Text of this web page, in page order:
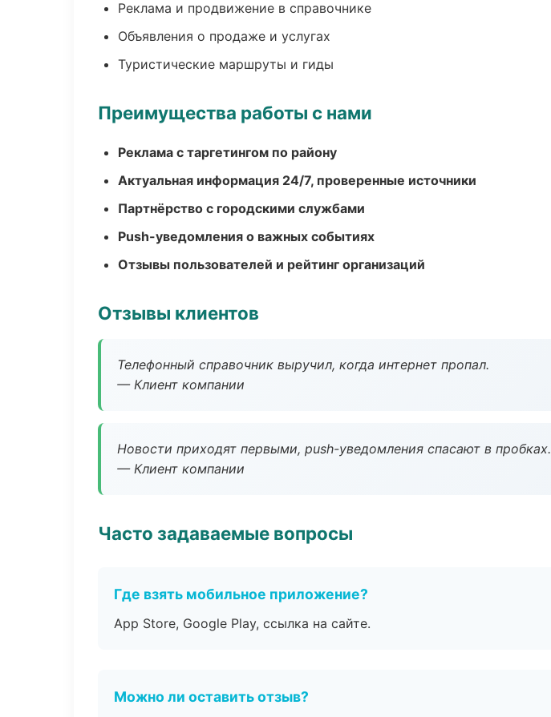
Реклама и продвижение в справочнике
Объявления о продаже и услугах
Туристические маршруты и гиды
Преимущества работы с нами
Реклама с таргетингом по району
Актуальная информация 24/7, проверенные источники
Партнёрство с городскими службами
Push-уведомления о важных событиях
Отзывы пользователей и рейтинг организаций
Отзывы клиентов
Телефонный справочник выручил, когда интернет пропал.
— Клиент компании
Новости приходят первыми, push-уведомления спасают в пробках.
— Клиент компании
Часто задаваемые вопросы
Где взять мобильное приложение?
App Store, Google Play, ссылка на сайте.
Можно ли оставить отзыв?